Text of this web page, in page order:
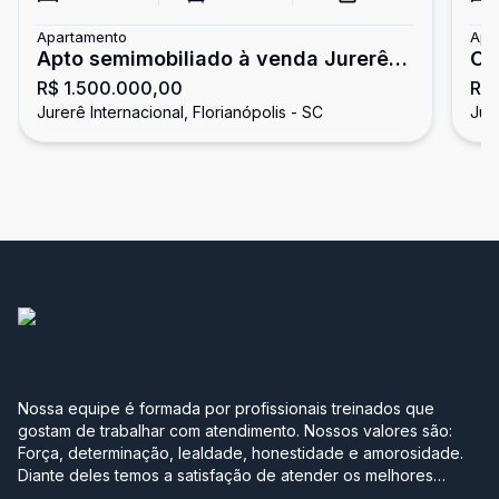
Apartamento
Apto semimobiliado à venda Jurerê
Internacional
R$ 1.500.000,00
Jurerê Internacional, Florianópolis - SC
Nossa equipe é formada por profissionais treinados que
gostam de trabalhar com atendimento. Nossos valores são:
Força, determinação, lealdade, honestidade e amorosidade.
Diante deles temos a satisfação de atender os melhores